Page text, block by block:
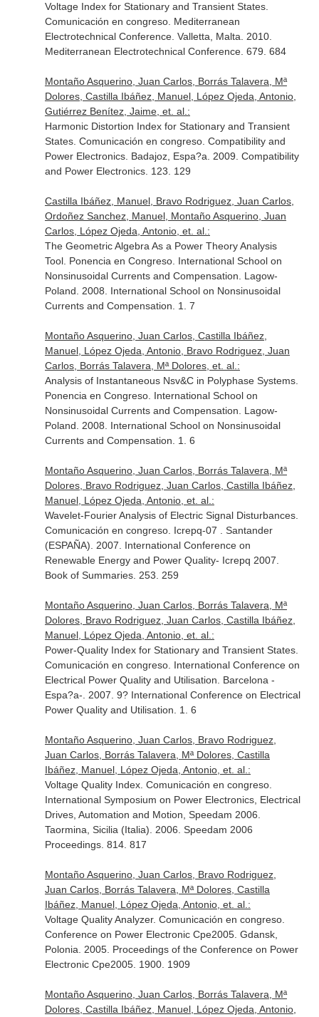
Voltage Index for Stationary and Transient States.
Comunicación en congreso. Mediterranean
Electrotechnical Conference. Valletta, Malta. 2010.
Mediterranean Electrotechnical Conference. 679. 684
Montaño Asquerino, Juan Carlos, Borrás Talavera, Mª
Dolores, Castilla Ibáñez, Manuel, López Ojeda, Antonio,
Gutiérrez Benítez, Jaime, et. al.:
Harmonic Distortion Index for Stationary and Transient
States. Comunicación en congreso. Compatibility and
Power Electronics. Badajoz, Espa?a. 2009. Compatibility
and Power Electronics. 123. 129
Castilla Ibáñez, Manuel, Bravo Rodriguez, Juan Carlos,
Ordoñez Sanchez, Manuel, Montaño Asquerino, Juan
Carlos, López Ojeda, Antonio, et. al.:
The Geometric Algebra As a Power Theory Analysis
Tool. Ponencia en Congreso. International School on
Nonsinusoidal Currents and Compensation. Lagow-
Poland. 2008. International School on Nonsinusoidal
Currents and Compensation. 1. 7
Montaño Asquerino, Juan Carlos, Castilla Ibáñez,
Manuel, López Ojeda, Antonio, Bravo Rodriguez, Juan
Carlos, Borrás Talavera, Mª Dolores, et. al.:
Analysis of Instantaneous Nsv&C in Polyphase Systems.
Ponencia en Congreso. International School on
Nonsinusoidal Currents and Compensation. Lagow-
Poland. 2008. International School on Nonsinusoidal
Currents and Compensation. 1. 6
Montaño Asquerino, Juan Carlos, Borrás Talavera, Mª
Dolores, Bravo Rodriguez, Juan Carlos, Castilla Ibáñez,
Manuel, López Ojeda, Antonio, et. al.:
Wavelet-Fourier Analysis of Electric Signal Disturbances.
Comunicación en congreso. Icrepq-07 . Santander
(ESPAÑA). 2007. International Conference on
Renewable Energy and Power Quality- Icrepq 2007.
Book of Summaries. 253. 259
Montaño Asquerino, Juan Carlos, Borrás Talavera, Mª
Dolores, Bravo Rodriguez, Juan Carlos, Castilla Ibáñez,
Manuel, López Ojeda, Antonio, et. al.:
Power-Quality Index for Stationary and Transient States.
Comunicación en congreso. International Conference on
Electrical Power Quality and Utilisation. Barcelona -
Espa?a-. 2007. 9? International Conference on Electrical
Power Quality and Utilisation. 1. 6
Montaño Asquerino, Juan Carlos, Bravo Rodriguez,
Juan Carlos, Borrás Talavera, Mª Dolores, Castilla
Ibáñez, Manuel, López Ojeda, Antonio, et. al.:
Voltage Quality Index. Comunicación en congreso.
International Symposium on Power Electronics, Electrical
Drives, Automation and Motion, Speedam 2006.
Taormina, Sicilia (Italia). 2006. Speedam 2006
Proceedings. 814. 817
Montaño Asquerino, Juan Carlos, Bravo Rodriguez,
Juan Carlos, Borrás Talavera, Mª Dolores, Castilla
Ibáñez, Manuel, López Ojeda, Antonio, et. al.:
Voltage Quality Analyzer. Comunicación en congreso.
Conference on Power Electronic Cpe2005. Gdansk,
Polonia. 2005. Proceedings of the Conference on Power
Electronic Cpe2005. 1900. 1909
Montaño Asquerino, Juan Carlos, Borrás Talavera, Mª
Dolores, Castilla Ibáñez, Manuel, López Ojeda, Antonio,